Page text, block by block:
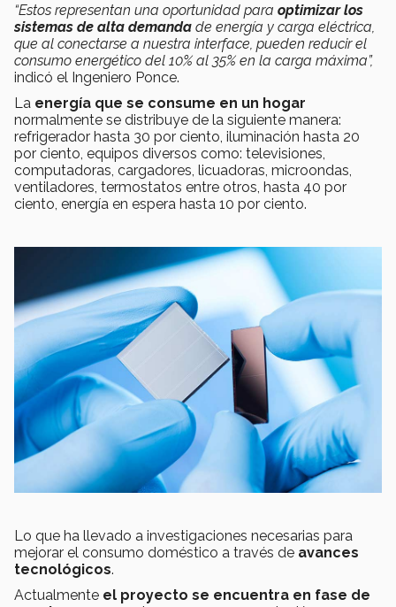
“Estos representan una oportunidad para optimizar los
sistemas de alta demanda de energía y carga eléctrica,
que al conectarse a nuestra interface, pueden reducir el
consumo energético del 10% al 35% en la carga máxima”,
indicó el Ingeniero Ponce.
La energía que se consume en un hogar
normalmente se distribuye de la siguiente manera:
refrigerador hasta 30 por ciento, iluminación hasta 20
por ciento, equipos diversos como: televisiones,
computadoras, cargadores, licuadoras, microondas,
ventiladores, termostatos entre otros, hasta 40 por
ciento, energía en espera hasta 10 por ciento.
Lo que ha llevado a investigaciones necesarias para
mejorar el consumo doméstico a través de avances
tecnológicos.
Actualmente el proyecto se encuentra en fase de